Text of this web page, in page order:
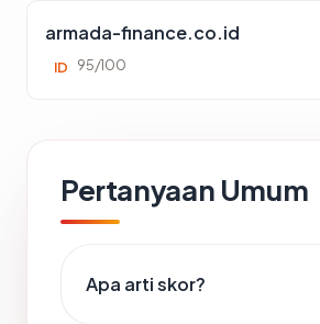
armada-finance.co.id
ID 95/100
Pertanyaan Umum
Apa arti skor?